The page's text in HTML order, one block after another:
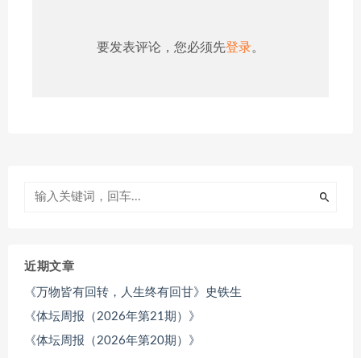
要发表评论，您必须先登录。
近期文章
《万物皆有回转，人生终有回甘》史铁生
《体坛周报（2026年第21期）》
《体坛周报（2026年第20期）》